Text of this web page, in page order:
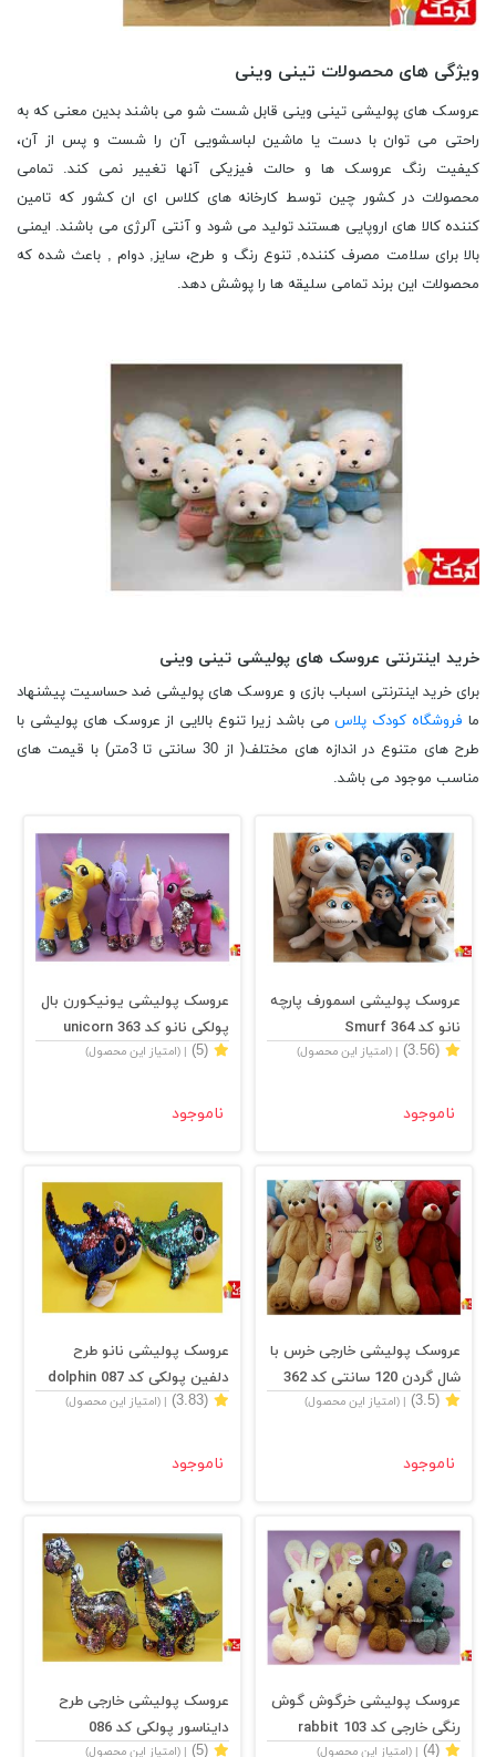
ویژگی های محصولات تینی وینی
عروسک های پولیشی تینی وینی قابل شست شو می باشند بدین معنی که به
راحتی می توان با دست یا ماشین لباسشویی آن را شست و پس از آن،
کیفیت رنگ عروسک ها و حالت فیزیکی آنها تغییر نمی کند. تمامی
محصولات در کشور چین توسط کارخانه های کلاس ای ان کشور که تامین
کننده کالا های اروپایی هستند تولید می شود و آنتی آلرژی می باشند. ایمنی
بالا برای سلامت مصرف کننده, تنوع رنگ و طرح، سایز, دوام , باعث شده که
محصولات این برند تمامی سلیقه ها را پوشش دهد.
خرید اینترنتی عروسک های پولیشی تینی وینی
برای خرید اینترنتی اسباب بازی و عروسک های پولیشی ضد حساسیت پیشنهاد
ما فروشگاه کودک پلاسمی باشد زیرا تنوع بالایی از عروسک های پولیشی با
طرح های متنوع در اندازه های مختلف( از 30 سانتی تا 3متر) با قیمت های
مناسب موجود می باشد.
عروسک پولیشی اسمورف پارچه
نانو کد 364 Smurf
(3.56)
| (امتیاز این محصول)
ناموجود
عروسک پولیشی یونیکورن بال
پولکی نانو کد 363 unicorn
(5)
| (امتیاز این محصول)
ناموجود
عروسک پولیشی خارجی خرس با
شال گردن 120 سانتی کد 362
bear
(3.5) | (امتیاز این محصول)
ناموجود
عروسک پولیشی نانو طرح
دلفین پولکی کد 087 dolphin
(3.83)
| (امتیاز این محصول)
ناموجود
عروسک پولیشی خرگوش گوش
رنگی خارجی کد 103 rabbit
(4)
| (امتیاز این محصول)
عروسک پولیشی خارجی طرح
دایناسور پولکی کد 086
(5) | (امتیاز این محصول)